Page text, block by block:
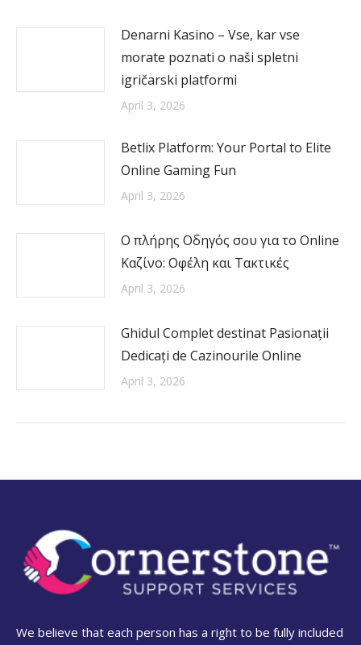
Denarni Kasino – Vse, kar vse
morate poznati o naši spletni
igričarski platformi
April 3, 2026
Betlix Platform: Your Portal to Elite
Online Gaming Fun
April 3, 2026
Ο πλήρης Οδηγός σου για το Online
Καζίνο: Οφέλη και Τακτικές
April 3, 2026
Ghidul Complet destinat Pasionații
Dedicați de Cazinourile Online
April 3, 2026
We believe that each person has a right to be fully included